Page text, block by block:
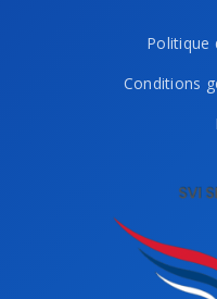
Politique
Conditions